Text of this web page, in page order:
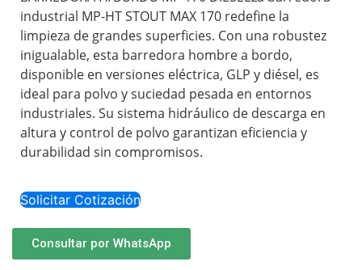
industrial MP-HT STOUT MAX 170 redefine la
limpieza de grandes superficies. Con una robustez
inigualable, esta barredora hombre a bordo,
disponible en versiones eléctrica, GLP y diésel, es
ideal para polvo y suciedad pesada en entornos
industriales. Su sistema hidráulico de descarga en
altura y control de polvo garantizan eficiencia y
durabilidad sin compromisos.
Solicitar Cotización
Consultar por WhatsApp